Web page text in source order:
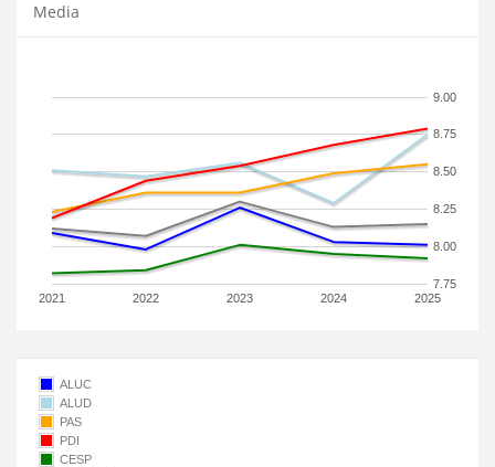
Media
2021 2022 2023 2024 2025
7.75
8.00
8.25
8.50
8.75
9.00
ALUC
ALUD
PAS
PDI
CESP